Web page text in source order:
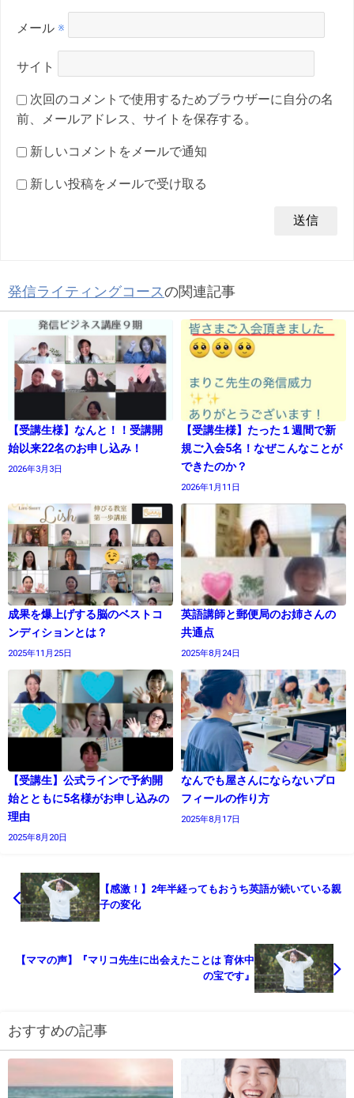
メール ※
サイト
次回のコメントで使用するためブラウザーに自分の名
前、メールアドレス、サイトを保存する。
新しいコメントをメールで通知
新しい投稿をメールで受け取る
発信ライティングコースの関連記事
【受講生様】なんと！！受講開
始以来22名のお申し込み！
2026年3月3日
【受講生様】たった１週間で新
規ご入会5名！なぜこんなことが
できたのか？
2026年1月11日
成果を爆上げする脳のベストコ
ンディションとは？
2025年11月25日
英語講師と郵便局のお姉さんの
共通点
2025年8月24日
【受講生】公式ラインで予約開
始とともに5名様がお申し込みの
理由
2025年8月20日
なんでも屋さんにならないプロ
フィールの作り方
2025年8月17日
【感激！】2年半経ってもおうち英語が続いている親
子の変化
【ママの声】『マリコ先生に出会えたことは 育休中
の宝です』
おすすめの記事